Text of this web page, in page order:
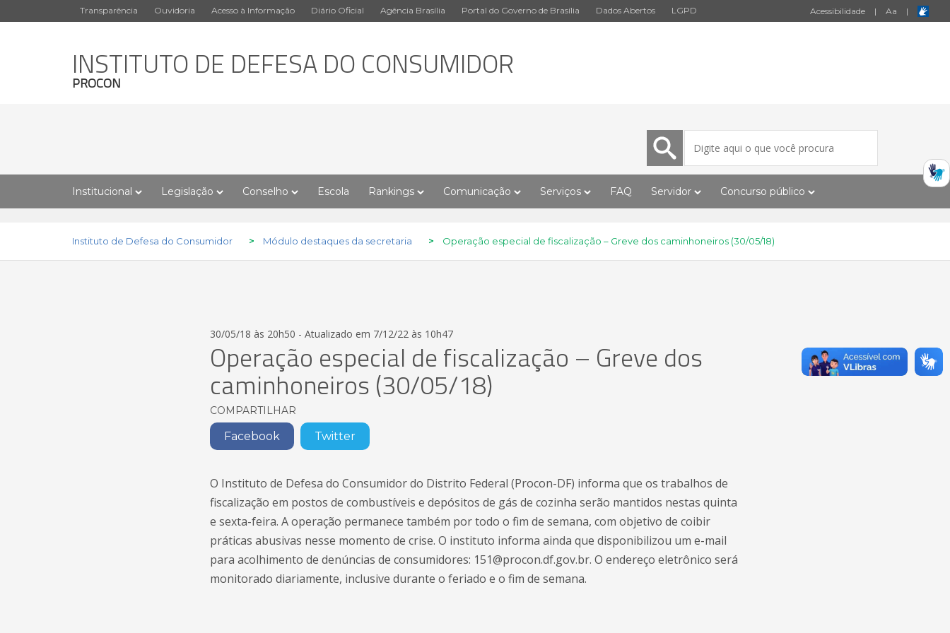
Transparência Ouvidoria Acesso à Informação Diário Oficial Agência Brasília Portal do Governo de Brasília Dados Abertos LGPD Acessibilidade | Aa |
INSTITUTO DE DEFESA DO CONSUMIDOR
PROCON
Institucional Legislação Conselho Escola Rankings Comunicação Serviços FAQ Servidor Concurso público
Instituto de Defesa do Consumidor > Módulo destaques da secretaria > Operação especial de fiscalização – Greve dos caminhoneiros (30/05/18)
30/05/18 às 20h50 - Atualizado em 7/12/22 às 10h47
Operação especial de fiscalização – Greve dos
caminhoneiros (30/05/18)
COMPARTILHAR
Facebook Twitter
O Instituto de Defesa do Consumidor do Distrito Federal (Procon-DF) informa que os trabalhos de
fiscalização em postos de combustíveis e depósitos de gás de cozinha serão mantidos nestas quinta
e sexta-feira. A operação permanece também por todo o fim de semana, com objetivo de coibir
práticas abusivas nesse momento de crise. O instituto informa ainda que disponibilizou um e-mail
para acolhimento de denúncias de consumidores: 151@procon.df.gov.br. O endereço eletrônico será
monitorado diariamente, inclusive durante o feriado e o fim de semana.